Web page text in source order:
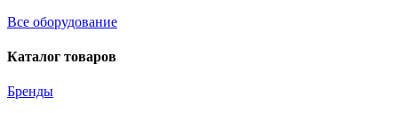
Все оборудование
Каталог товаров
Бренды